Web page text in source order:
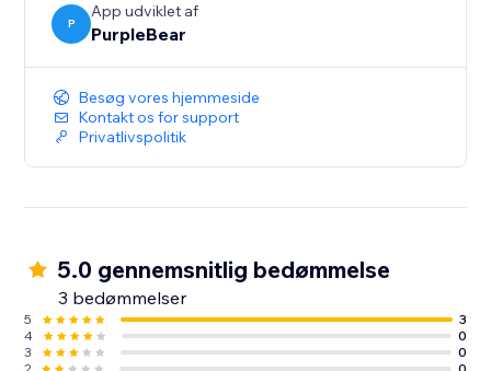
P
App udviklet af
PurpleBear
Besøg vores hjemmeside
Kontakt os for support
Privatlivspolitik
5.0 gennemsnitlig bedømmelse
3 bedømmelser
5
3
4
0
3
0